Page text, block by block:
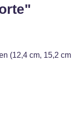
(12,4 cm, 15,2